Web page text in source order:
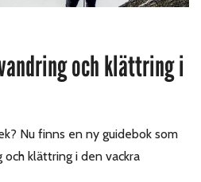
och klättring i
Nu finns en ny guidebok som
klättring i den vackra